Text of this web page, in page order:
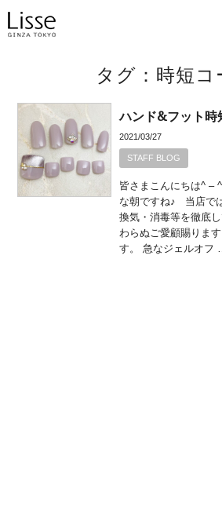
タグ：時短コ
ハンド&フット
2021/03/27
STAFF BLOG
皆さまこんにちは^ –
な朝ですね♪ 当店で
換気・消毒等を徹底
わらぬご愛顧賜りま
す。 急なジェルオフ